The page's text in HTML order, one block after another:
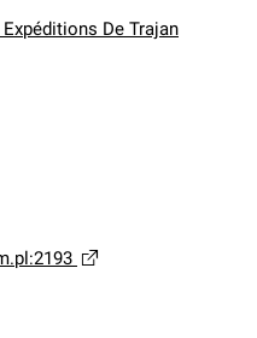
De Trajan